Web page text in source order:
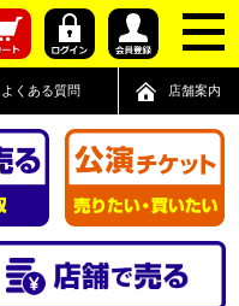
よくある質問 店舗案内